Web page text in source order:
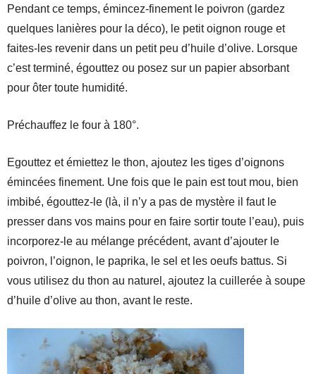
Pendant ce temps, émincez-finement le poivron (gardez
quelques lanières pour la déco), le petit oignon rouge et
faites-les revenir dans un petit peu d’huile d’olive. Lorsque
c’est terminé, égouttez ou posez sur un papier absorbant
pour ôter toute humidité.
Préchauffez le four à 180°.
Egouttez et émiettez le thon, ajoutez les tiges d’oignons
émincées finement. Une fois que le pain est tout mou, bien
imbibé, égouttez-le (là, il n’y a pas de mystère il faut le
presser dans vos mains pour en faire sortir toute l’eau), puis
incorporez-le au mélange précédent, avant d’ajouter le
poivron, l’oignon, le paprika, le sel et les oeufs battus. Si
vous utilisez du thon au naturel, ajoutez la cuillerée à soupe
d’huile d’olive au thon, avant le reste.